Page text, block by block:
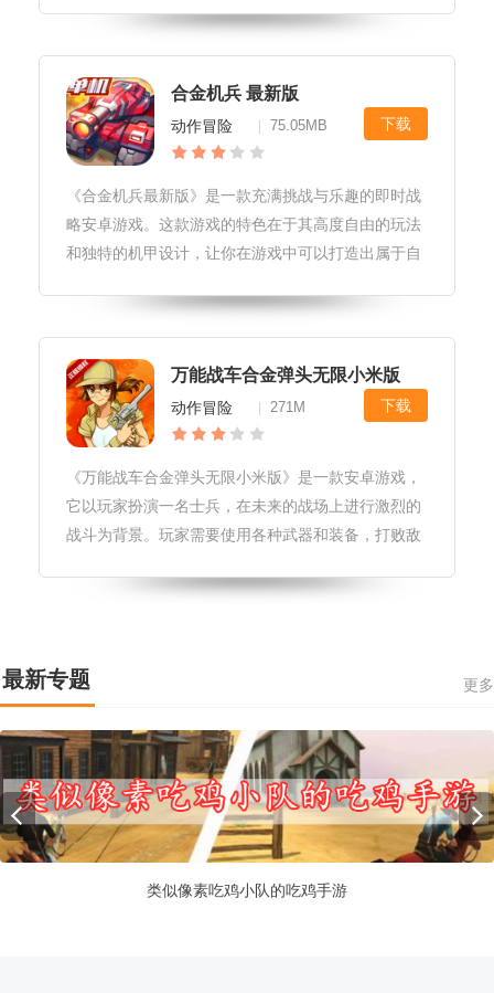
受瞩目。游戏亮点1.丰富的武器系统：游戏内提供了
多种不同类型的武器，包括手枪
合金机兵 最新版
动作冒险 75.05MB 下载
《合金机兵最新版》是一款充满挑战与乐趣的即时战
略安卓游戏。这款游戏的特色在于其高度自由的玩法
和独特的机甲设计，让你在游戏中可以打造出属于自
由组合部件，打造属于自己的机甲，并在战斗中不断
提升能力。2.高度自由：游戏
万能战车合金弹头无限小米版
动作冒险 271M 下载
《万能战车合金弹头无限小米版》是一款安卓游戏，
它以玩家扮演一名士兵，在未来的战场上进行激烈的
战斗为背景。玩家需要使用各种武器和装备，打败敌
了新的武器和装备，玩家可以选择更多的道具进行战
最新专题 更多
类似像素吃鸡小队的吃鸡手游